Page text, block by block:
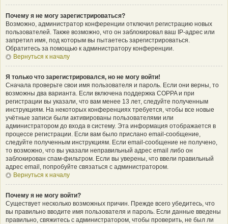
Почему я не могу зарегистрироваться?
Возможно, администратор конференции отключил регистрацию новых
пользователей. Также возможно, что он заблокировал ваш IP-адрес или
запретил имя, под которым вы пытаетесь зарегистрироваться.
Обратитесь за помощью к администратору конференции.
Вернуться к началу
Я только что зарегистрировался, но не могу войти!
Сначала проверьте свои имя пользователя и пароль. Если они верны, то
возможны два варианта. Если включена поддержка COPPA и при
регистрации вы указали, что вам менее 13 лет, следуйте полученным
инструкциям. На некоторых конференциях требуется, чтобы все новые
учётные записи были активированы пользователями или
администратором до входа в систему. Эта информация отображается в
процессе регистрации. Если вам было прислано email-сообщение,
следуйте полученным инструкциям. Если email-сообщение не получено,
то возможно, что вы указали неправильный адрес email либо он
заблокирован спам-фильтром. Если вы уверены, что ввели правильный
адрес email, попробуйте связаться с администратором.
Вернуться к началу
Почему я не могу войти?
Существует несколько возможных причин. Прежде всего убедитесь, что
вы правильно вводите имя пользователя и пароль. Если данные введены
правильно, свяжитесь с администратором, чтобы проверить, не был ли